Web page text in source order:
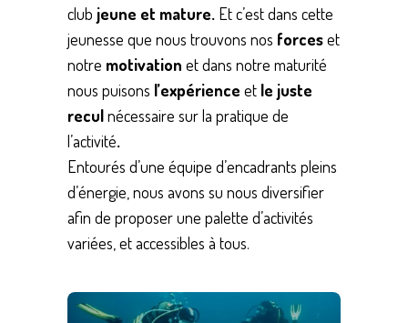
club jeune et mature. Et c’est dans cette
jeunesse que nous trouvons nos forceset
notre motivation et dans notre maturité
nous puisons l’expérience et le juste
reculnécessaire sur la pratique de
l’activité.
Entourés d’une équipe d’encadrants pleins
d’énergie, nous avons su nous diversifier
afin de proposer une palette d’activités
variées, et accessibles à tous.